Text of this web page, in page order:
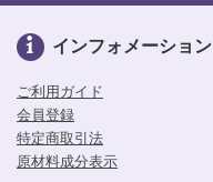
インフォメーション
ご利用ガイド
会員登録
特定商取引法
原材料成分表示